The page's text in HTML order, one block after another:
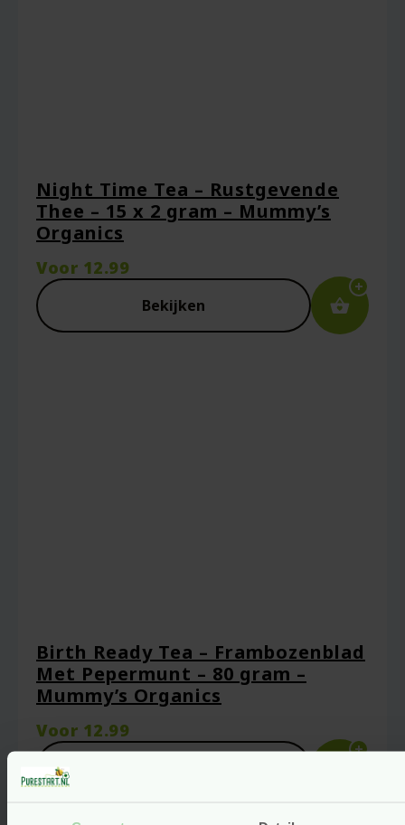
Night Time Tea – Rustgevende
Thee – 15 x 2 gram – Mummy’s
Organics
Voor 12.99
Bekijken
Birth Ready Tea – Frambozenblad
Met Pepermunt – 80 gram –
Mummy’s Organics
Voor 12.99